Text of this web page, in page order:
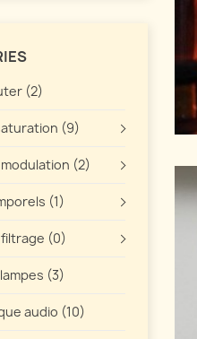
(2)
(9)
(2)
(1)
(0)
(3)
audio (10)